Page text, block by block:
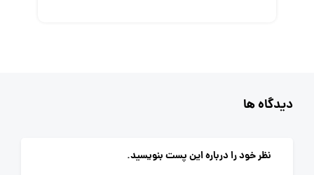
دیدگاه ها
نظر خود را درباره این پست بنویسید.